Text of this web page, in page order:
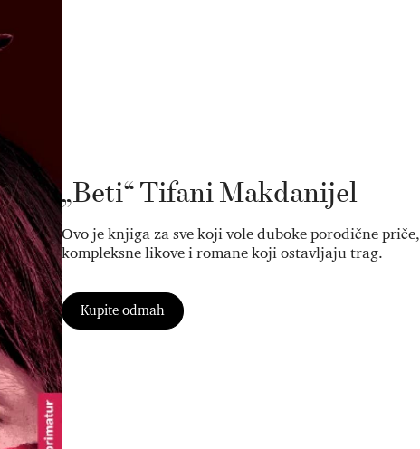
„Beti“ Tifani Makdanijel
Ovo je knjiga za sve koji vole duboke porodične priče,
kompleksne likove i romane koji ostavljaju trag.
Kupite odmah